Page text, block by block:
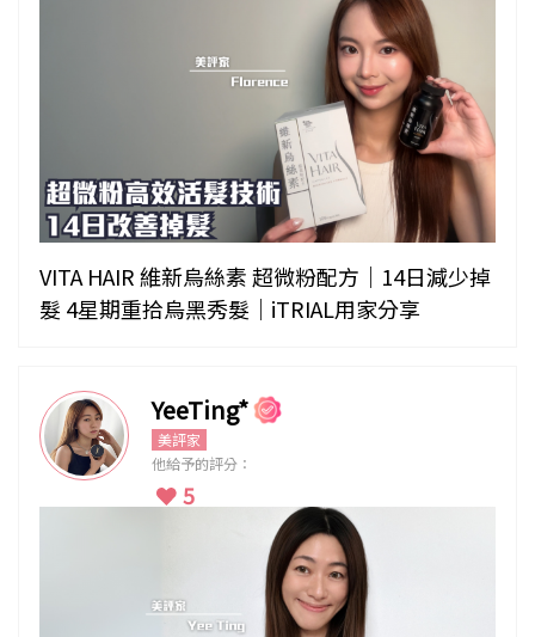
VITA HAIR 維新烏絲素 超微粉配方｜14日減少掉
髮 4星期重拾烏黑秀髮｜iTRIAL用家分享
YeeTing*
美評家
他給予的評分：
5